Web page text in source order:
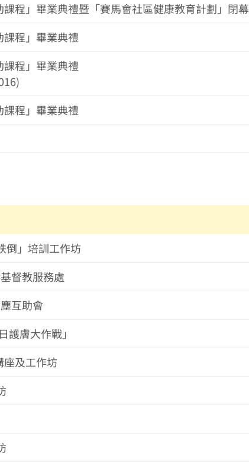
程」畢業典禮暨「賽馬會社區健康教育計劃」閉
程」畢業典禮
程」畢業典禮
程」畢業典禮
倒」培訓工作坊
督教服務處
互助會
護膚大作戰」
座及工作坊